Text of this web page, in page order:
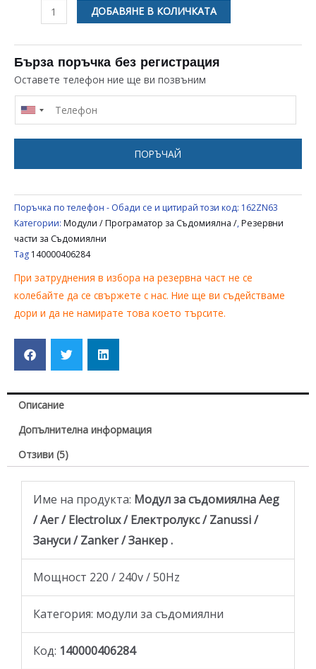
количество
МОДУЛ
ЗА
СЪДОМИЯЛНА
ELECTROLUX
ZANUSSI
ДОБАВЯНЕ В КОЛИЧКАТА
Бърза поръчка без регистрация
Оставете телефон ние ще ви позвъним
ПОРЪЧАЙ
Поръчка по телефон - Обади се и цитирай този код: 162ZN63
Категории: Модули / Програматор за Съдомиялна /,Резервни
части за Съдомиялни
Tag 140000406284
При затруднения в избора на резервна част не се
колебайте да се свържете с нас. Ние ще ви съдействаме
дори и да не намирате това което търсите.
Описание
Допълнителна информация
Отзиви (5)
Име на продукта: Модул за съдомиялна Aeg
/ Аег / Electrolux / Електролукс / Zanussi /
Зануси / Zanker / Занкер .
Мощност 220 / 240v / 50Hz
Категория: модули за съдомиялни
Код: 140000406284